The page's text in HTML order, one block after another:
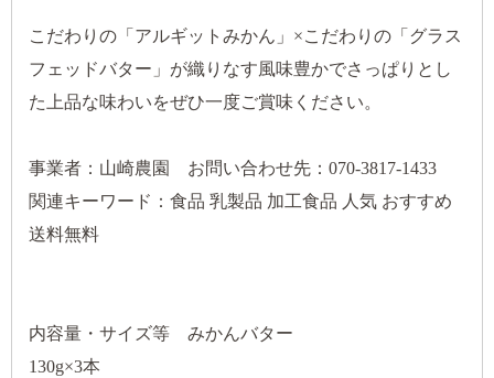
こだわりの「アルギットみかん」×こだわりの「グラス
フェッドバター」が織りなす風味豊かでさっぱりとし
た上品な味わいをぜひ一度ご賞味ください。
事業者：山崎農園 お問い合わせ先：070-3817-1433
関連キーワード：食品 乳製品 加工食品 人気 おすすめ
送料無料
内容量・サイズ等 みかんバター
130g×3本